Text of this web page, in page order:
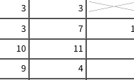
3
3
3 7
10
11
9
4